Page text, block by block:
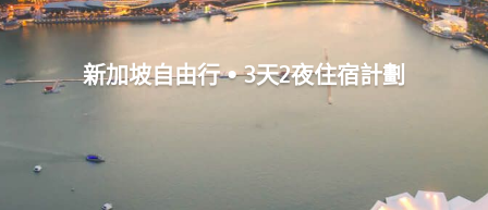
新加坡自由行 • 3天2夜住宿計劃